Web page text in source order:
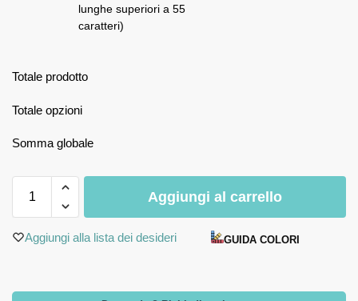
lunghe superiori a 55
caratteri)
Totale prodotto
Totale opzioni
Somma globale
Aggiungi al carrello
Aggiungi alla lista dei desideri GUIDA COLORI